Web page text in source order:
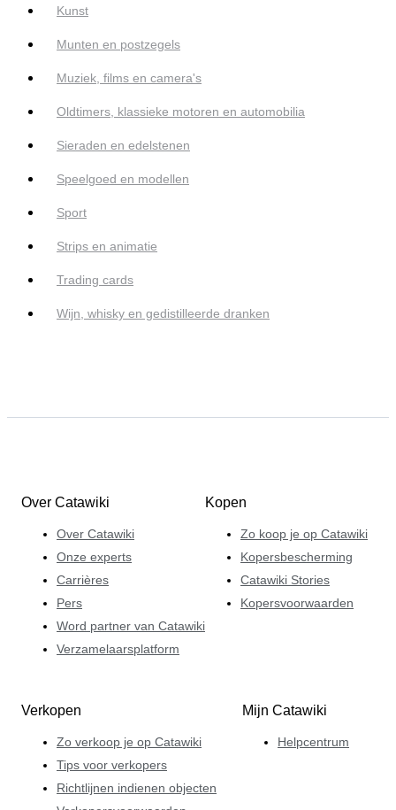
Kunst
Munten en postzegels
Muziek, films en camera's
Oldtimers, klassieke motoren en automobilia
Sieraden en edelstenen
Speelgoed en modellen
Sport
Strips en animatie
Trading cards
Wijn, whisky en gedistilleerde dranken
Over Catawiki
Over Catawiki
Onze experts
Carrières
Pers
Word partner van Catawiki
Verzamelaarsplatform
Kopen
Zo koop je op Catawiki
Kopersbescherming
Catawiki Stories
Kopersvoorwaarden
Verkopen
Zo verkoop je op Catawiki
Tips voor verkopers
Richtlijnen indienen objecten
Mijn Catawiki
Helpcentrum